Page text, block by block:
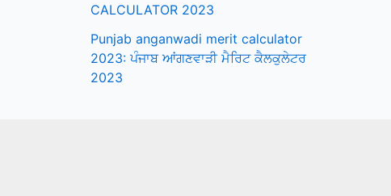
CALCULATOR 2023
Punjab anganwadi merit calculator
2023: ਪੰਜਾਬ ਆਂਗਣਵਾੜੀ ਮੈਰਿਟ ਕੈਲਕੁਲੇਟਰ
2023